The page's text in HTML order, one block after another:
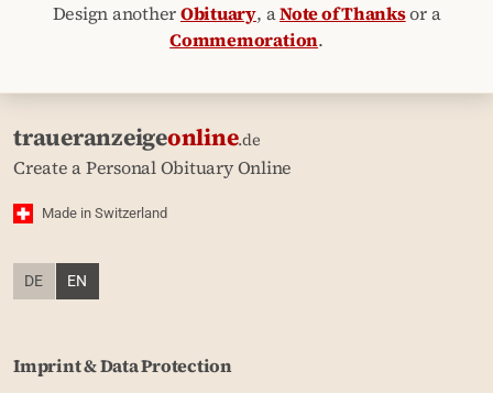
Design anotherObituary, aNote of Thanksor a
Commemoration.
traueranzeigeonline.de
Create a Personal Obituary Online
Made in Switzerland
DE EN
Imprint & Data Protection